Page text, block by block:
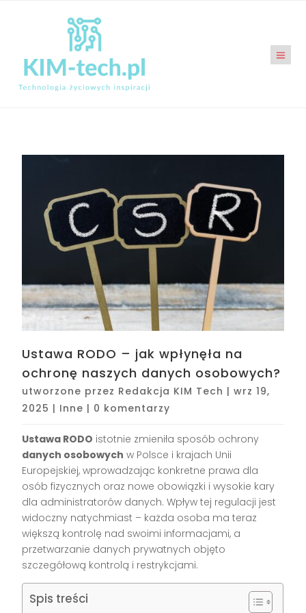
Ustawa RODO – jak wpłynęła na
ochronę naszych danych osobowych?
utworzone przez Redakcja KIM Tech |wrz 19,
2025 | Inne | 0 komentarzy
Ustawa RODO istotnie zmieniła sposób ochrony
danych osobowych w Polsce i krajach Unii
Europejskiej, wprowadzając konkretne prawa dla
osób fizycznych oraz nowe obowiązki i wysokie kary
dla administratorów danych. Wpływ tej regulacji jest
widoczny natychmiast – każda osoba ma teraz
większą kontrolę nad swoimi informacjami, a
przetwarzanie danych prywatnych objęto
szczegółową kontrolą i restrykcjami.
Spis treści